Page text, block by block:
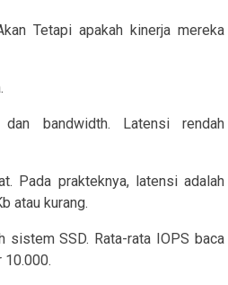
Tetapi apakah kinerja mereka
bandwidth. Latensi rendah
Pada prakteknya, latensi adalah
atau kurang.
sistem SSD. Rata-rata IOPS baca
10.000.